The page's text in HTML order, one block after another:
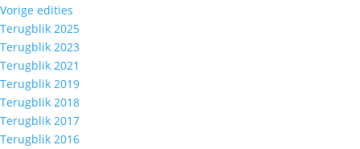
Vorige edities
Terugblik 2025
Terugblik 2023
Terugblik 2021
Terugblik 2019
Terugblik 2018
Terugblik 2017
Terugblik 2016